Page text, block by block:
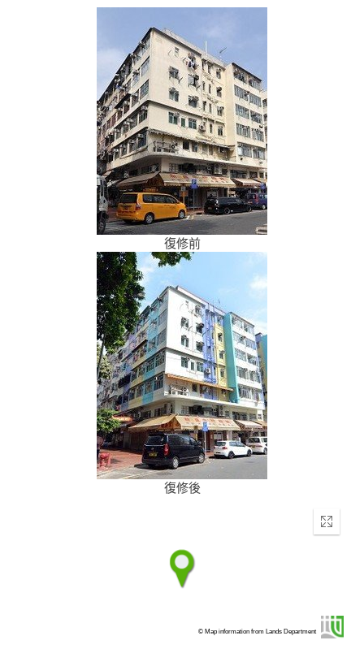
復修前
復修後
Enter
© Map information from Lands Department